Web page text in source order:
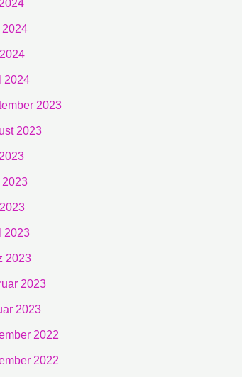
2024
2023
2023
2023
2023
2023
2023
2022
2022